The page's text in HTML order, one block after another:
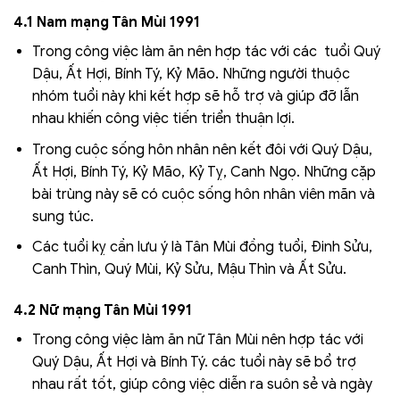
4.1 Nam mạng Tân Mùi 1991
Trong công việc làm ăn nên hợp tác với các tuổi Quý
Dậu, Ất Hợi, Bính Tý, Kỷ Mão. Những người thuộc
nhóm tuổi này khi kết hợp sẽ hỗ trợ và giúp đỡ lẫn
nhau khiến công việc tiến triển thuận lợi.
Trong cuộc sống hôn nhân nên kết đôi với Quý Dậu,
Ất Hợi, Bính Tý, Kỷ Mão, Kỷ Tỵ, Canh Ngọ. Những cặp
bài trùng này sẽ có cuộc sống hôn nhân viên mãn và
sung túc.
Các tuổi kỵ cần lưu ý là Tân Mùi đồng tuổi, Đinh Sửu,
Canh Thìn, Quý Mùi, Kỷ Sửu, Mậu Thìn và Ất Sửu.
4.2 Nữ mạng Tân Mùi 1991
Trong công việc làm ăn nữ Tân Mùi nên hợp tác với
Quý Dậu, Ất Hợi và Bính Tý. các tuổi này sẽ bổ trợ
nhau rất tốt, giúp công việc diễn ra suôn sẻ và ngày